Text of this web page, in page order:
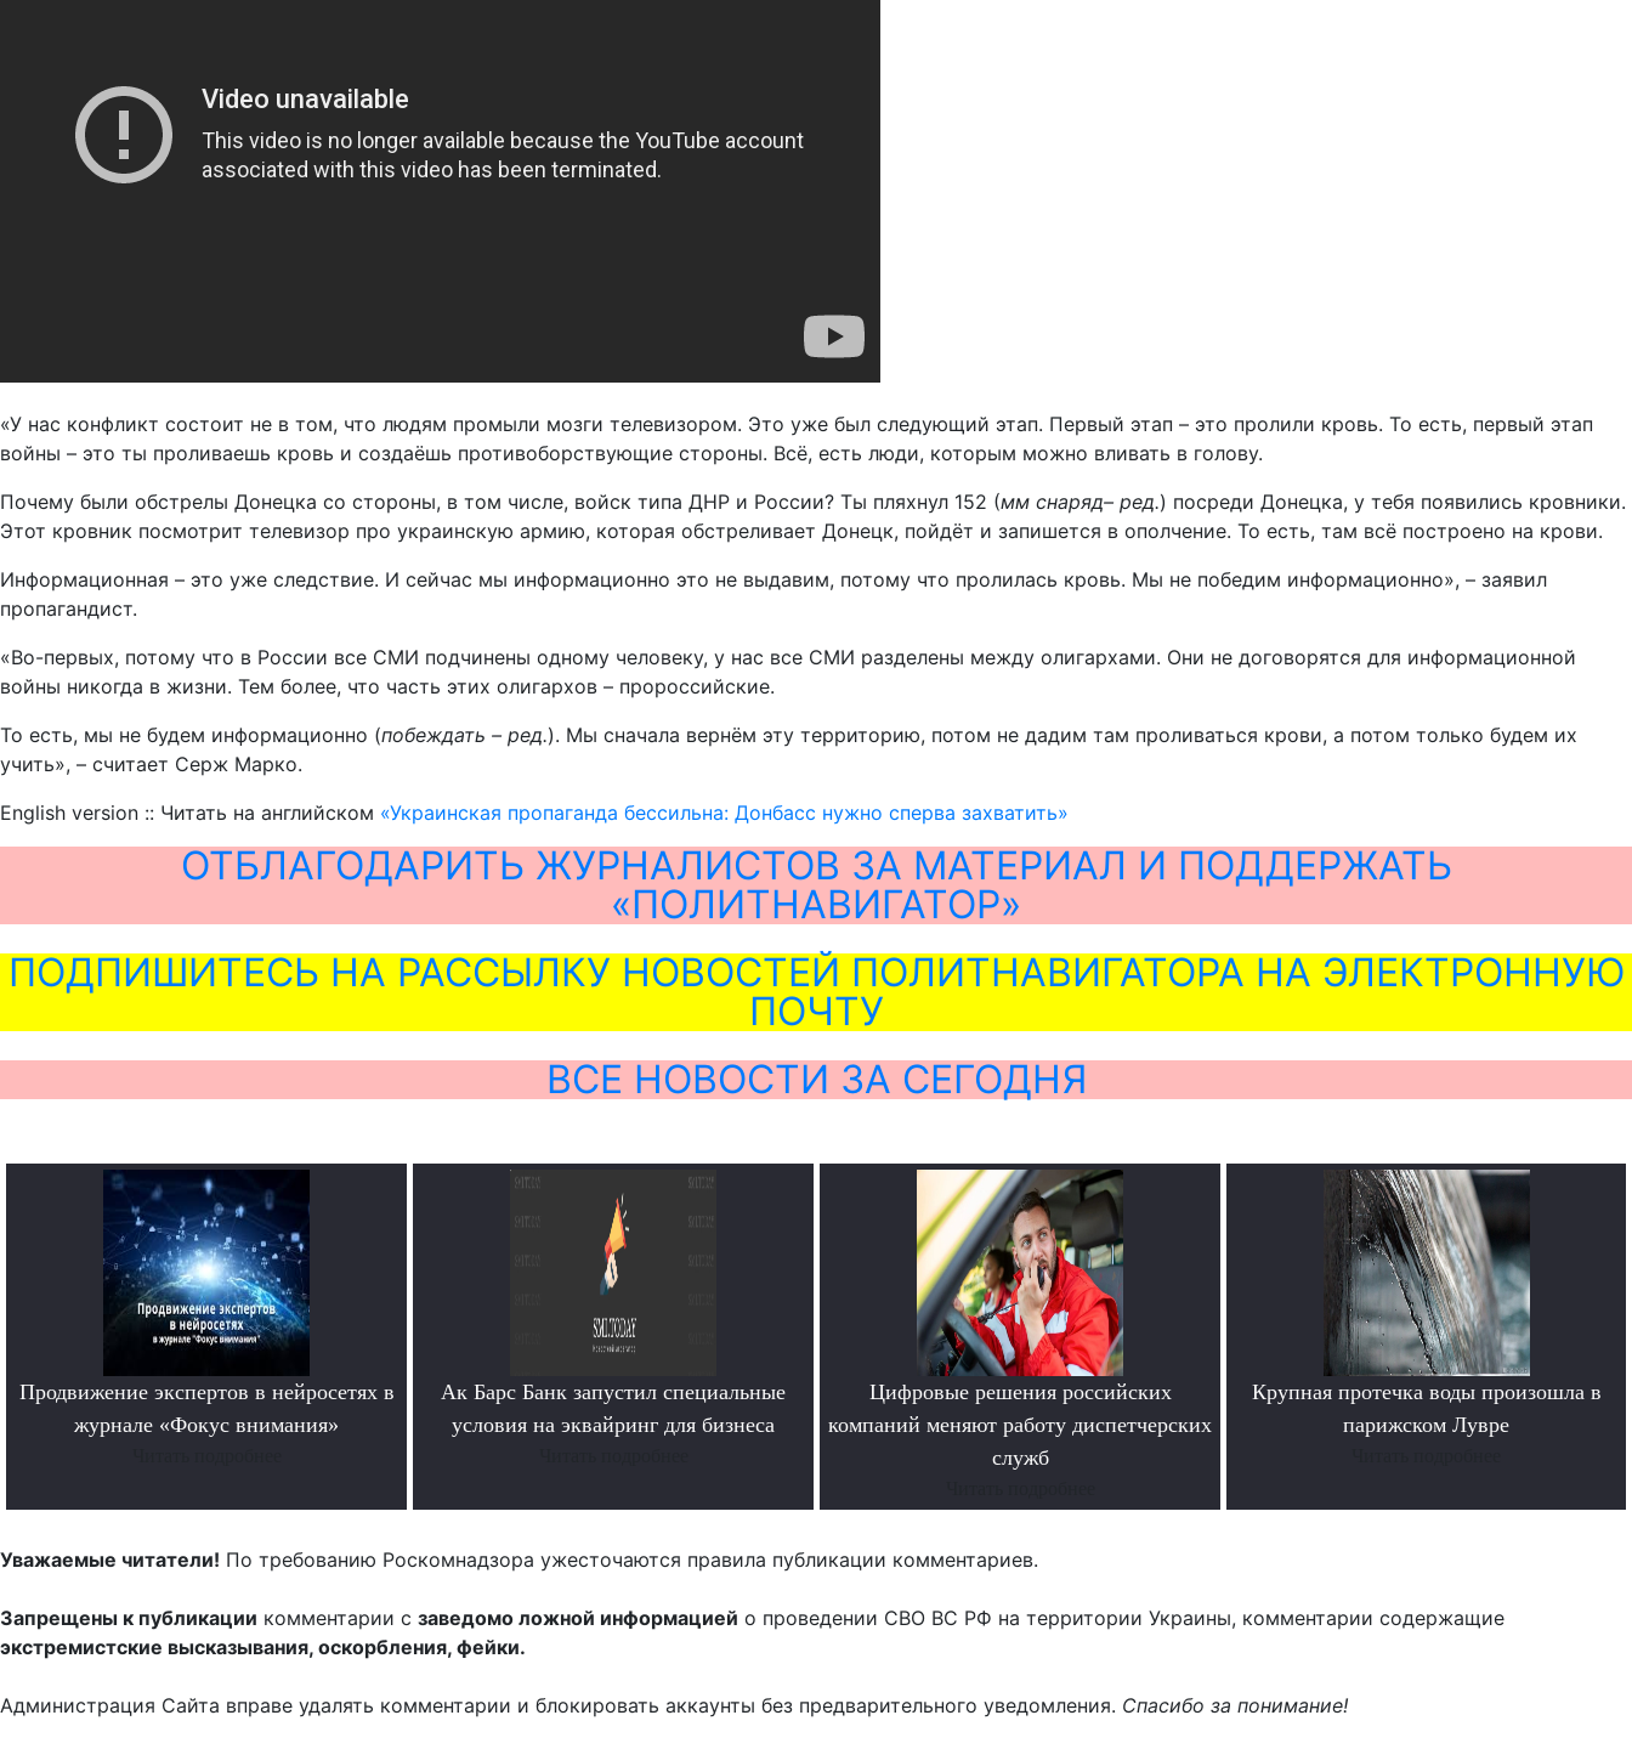
«У нас конфликт состоит не в том, что людям промыли мозги телевизором. Это уже был следующий этап. Первый этап – это пролили кровь. То есть, первый этап
войны – это ты проливаешь кровь и создаёшь противоборствующие стороны. Всё, есть люди, которым можно вливать в голову.
Почему были обстрелы Донецка со стороны, в том числе, войск типа ДНР и России? Ты пляхнул 152 (мм снаряд– ред.) посреди Донецка, у тебя появились кровники.
Этот кровник посмотрит телевизор про украинскую армию, которая обстреливает Донецк, пойдёт и запишется в ополчение. То есть, там всё построено на крови.
Информационная – это уже следствие. И сейчас мы информационно это не выдавим, потому что пролилась кровь. Мы не победим информационно», – заявил
пропагандист.
«Во-первых, потому что в России все СМИ подчинены одному человеку, у нас все СМИ разделены между олигархами. Они не договорятся для информационной
войны никогда в жизни. Тем более, что часть этих олигархов – пророссийские.
То есть, мы не будем информационно (побеждать – ред.). Мы сначала вернём эту территорию, потом не дадим там проливаться крови, а потом только будем их
учить», – считает Серж Марко.
English version :: Читать на английском «Украинская пропаганда бессильна: Донбасс нужно сперва захватить»
ОТБЛАГОДАРИТЬ ЖУРНАЛИСТОВ ЗА МАТЕРИАЛ И ПОДДЕРЖАТЬ
«ПОЛИТНАВИГАТОР»
ПОДПИШИТЕСЬ НА РАССЫЛКУ НОВОСТЕЙ ПОЛИТНАВИГАТОРА НА ЭЛЕКТРОННУЮ
ПОЧТУ
ВСЕ НОВОСТИ ЗА СЕГОДНЯ
Продвижение экспертов в нейросетях в
журнале «Фокус внимания»
Ак Барс Банк запустил специальные
условия на эквайринг для бизнеса
Цифровые решения российских
компаний меняют работу диспетчерских
служб
Крупная протечка воды произошла в
парижском Лувре
Уважаемые читатели! По требованию Роскомнадзора ужесточаются правила публикации комментариев.
Запрещены к публикации комментарии с заведомо ложной информацией о проведении СВО ВС РФ на территории Украины, комментарии содержащие
экстремистские высказывания, оскорбления, фейки.
Администрация Сайта вправе удалять комментарии и блокировать аккаунты без предварительного уведомления. Спасибо за понимание!